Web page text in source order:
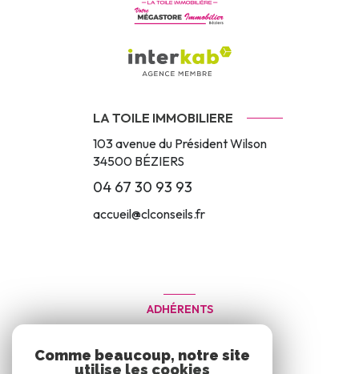
LA TOILE IMMOBILIERE
103 avenue du Président Wilson
34500 BÉZIERS
04 67 30 93 93
accueil@clconseils.fr
ADHÉRENTS
Comme beaucoup, notre site
utilise les cookies